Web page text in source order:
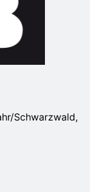
Schwarzwald,